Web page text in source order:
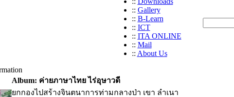
:: Gallery
:: B-Learn
:: ICT
:: ITA ONLINE
:: Mail
:: About Us
Album: ค่ายภาษาไทย ไร่อุษาวดี
ยกกองไปสร้างจินตนาการท่ามกลางป่า เขา ลำเนา